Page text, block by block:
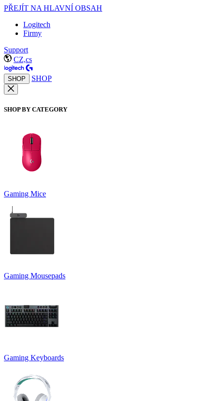
PŘEJÍT NA HLAVNÍ OBSAH
Logitech
Firmy
Support
CZ,cs
SHOP SHOP
SHOP BY CATEGORY
Gaming Mice
Gaming Mousepads
Gaming Keyboards